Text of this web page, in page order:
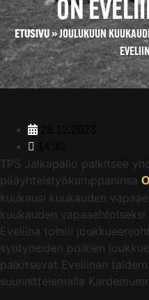
ON
ETUSIVU»JOULUKUUN
TPS Jalkapallo palkitsee
pääyhteistyökumppaninsa
kuukausi kuukauden
kuukauden
Eveliina toimii
syntyneiden poikien
palkitsevat Eveliinan
suunnittelemalla